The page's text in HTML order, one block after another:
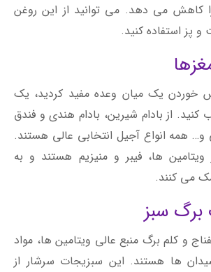
کاهش می دهد. می توانید از این روغن
و پز استفاده کنید.
خوردن یک میان وعده مفید کردید، یک
کنید. از بادام شیرین، بادام هندی و فندق
و… همه انواع آجیل انتخابی عالی هستند.
ها، فیبر و منیزیم هستند و به
می کنند.
و کلم برگ منبع عالی ویتامین ها، مواد
ها هستند. این سبزیجات سرشار از